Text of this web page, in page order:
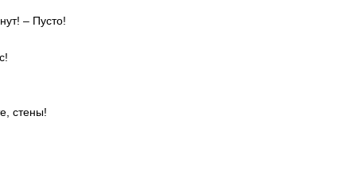
– Пусто!
стены!